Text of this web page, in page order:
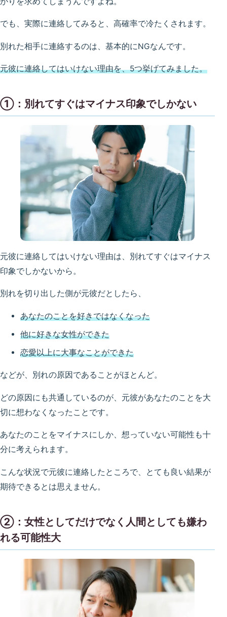
でも、実際に連絡してみると、高確率で冷たくされます。
別れた相手に連絡するのは、基本的にNGなんです。
元彼に連絡してはいけない理由を、5つ挙げてみました。
①：別れてすぐはマイナス印象でしかない
元彼に連絡してはいけない理由は、別れてすぐはマイナス
印象でしかないから。
別れを切り出した側が元彼だとしたら、
あなたのことを好きではなくなった
他に好きな女性ができた
恋愛以上に大事なことができた
などが、別れの原因であることがほとんど。
どの原因にも共通しているのが、元彼があなたのことを大
切に想わなくなったことです。
あなたのことをマイナスにしか、想っていない可能性も十
分に考えられます。
こんな状況で元彼に連絡したところで、とても良い結果が
期待できるとは思えません。
②：女性としてだけでなく人間としても嫌わ
れる可能性大